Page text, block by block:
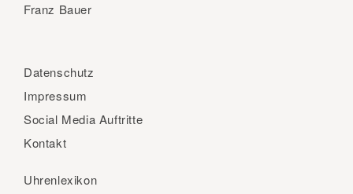
Franz Bauer
Datenschutz
Impressum
Social Media Auftritte
Kontakt
Uhrenlexikon